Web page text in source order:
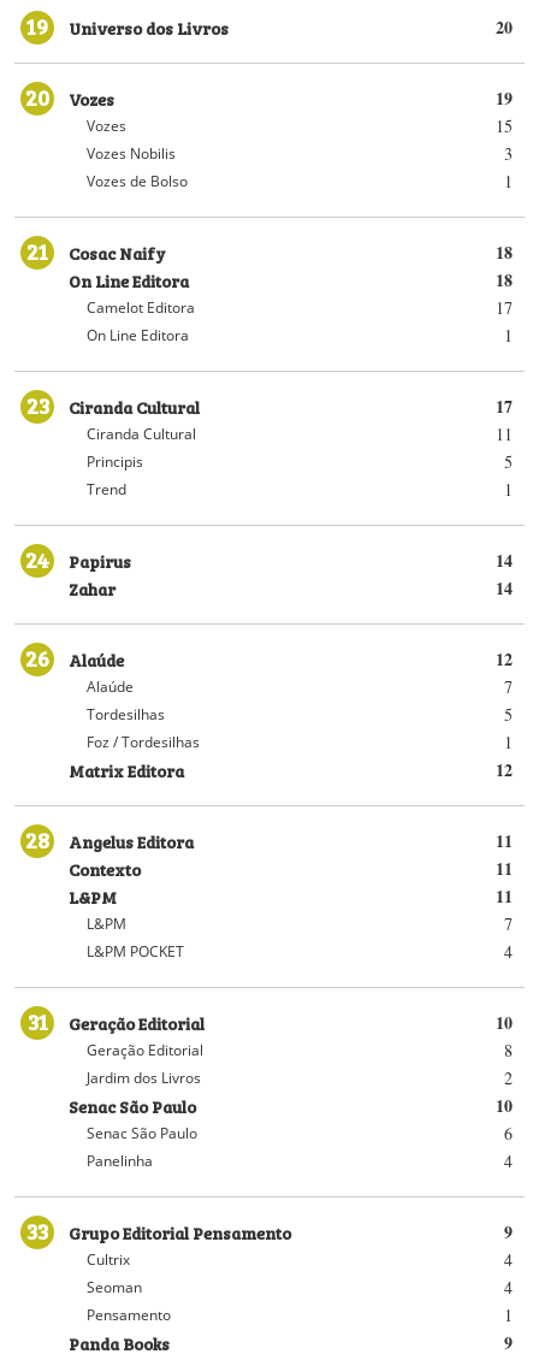
19 20
Universo dos Livros
20 19
Vozes
15
Vozes
3
Vozes Nobilis
1
Vozes de Bolso
21 18
Cosac Naify
18
On Line Editora
17
Camelot Editora
1
On Line Editora
23 17
Ciranda Cultural
11
Ciranda Cultural
5
Principis
1
Trend
24 14
Papirus
14
Zahar
26 12
Alaúde
7
Alaúde
5
Tordesilhas
1
Foz / Tordesilhas
12
Matrix Editora
28 11
Angelus Editora
11
Contexto
11
L&PM
7
L&PM
4
L&PM POCKET
31 10
Geração Editorial
8
Geração Editorial
2
Jardim dos Livros
10
Senac São Paulo
6
Senac São Paulo
4
Panelinha
33 9
Grupo Editorial Pensamento
4
Cultrix
4
Seoman
1
Pensamento
9
Panda Books